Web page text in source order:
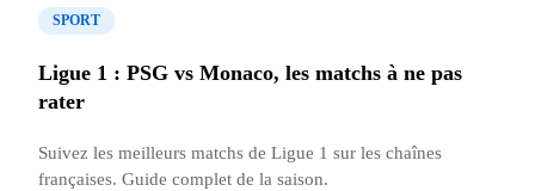
SPORT
Ligue 1 : PSG vs Monaco, les matchs à ne pas
rater
Suivez les meilleurs matchs de Ligue 1 sur les chaînes
françaises. Guide complet de la saison.